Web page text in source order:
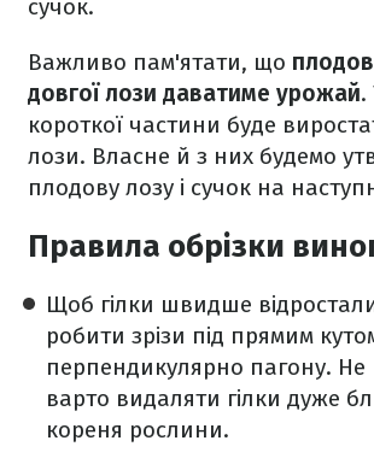
сучок.
Важливо пам'ятати, що
довгої лози даватиме урожай.
короткої частини буде
лози. Власне й з них будемо
плодову лозу і сучок на
Правила обрізки
Щоб гілки швидше
робити зрізи під прямим
перпендикулярно пагону. Не
варто видаляти гілки дуже
кореня рослини.